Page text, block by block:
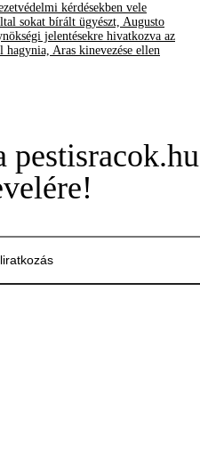
kérdésekben vele
sokat bírált ügyészt, Augusto
jelentésekre hivatkozva az
Aras kinevezése ellen
pestisracok.hu